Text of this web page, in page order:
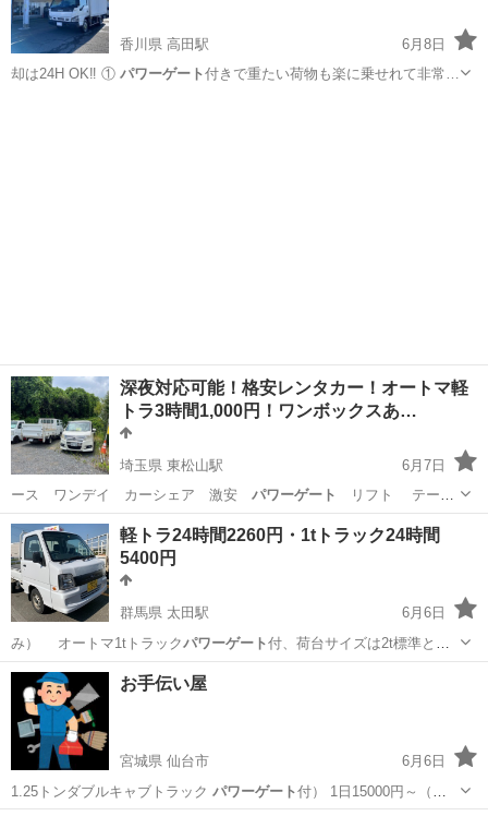
香川県 高田駅
6月8日
却は24H OK‼️ ① パワーゲート付きで重たい荷物も楽に乗せれて非常…
深夜対応可能！格安レンタカー！オートマ軽
トラ3時間1,000円！ワンボックスあ…
埼玉県 東松山駅
6月7日
ース ワンデイ カーシェア 激安 パワーゲート
リフト テール
ゲートリフター…
埼玉 比企郡 東松山駅 レンタカー
軽トラ24時間2260円・1tトラック24時間
5400円
群馬県 太田駅
6月6日
み） オートマ1tトラックパワーゲート付、荷台サイズは2t標準と同
じです…
群馬 太田市 太田駅
お手伝い屋
宮城県 仙台市
6月6日
1.25トンダブルキャブトラック パワーゲート付） 1日15000円～（燃